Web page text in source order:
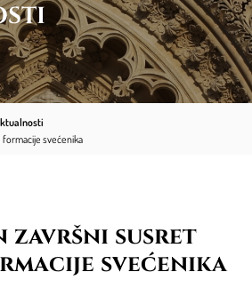
formacije svećenika
završni susret
svećenika